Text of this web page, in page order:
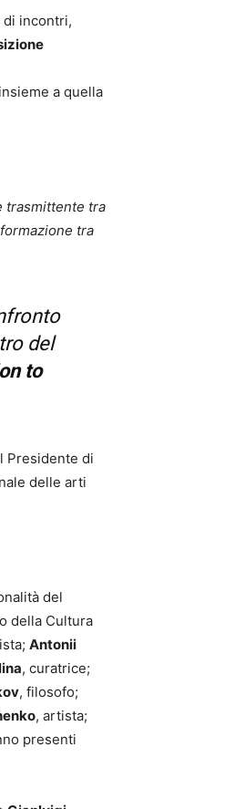
di incontri,
a quella
trasmittente tra
tra
del
to
Presidente di
delle arti
del
della Cultura
Antonii
, curatrice;
, filosofo;
, artista;
presenti